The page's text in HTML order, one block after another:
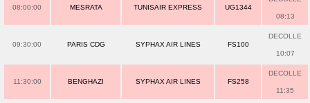
08:00:00 MESRATA TUNISAIR EXPRESS UG1344
08:13
09:30:00 PARIS CDG SYPHAX AIR LINES FS100
DECOLLE
10:07
11:30:00 BENGHAZI SYPHAX AIR LINES FS258
DECOLLE
11:35